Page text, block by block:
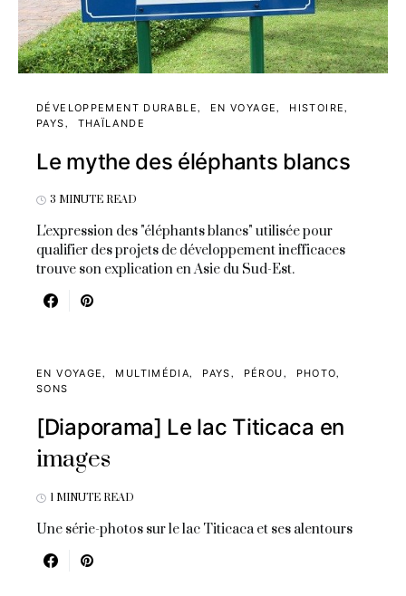
DÉVELOPPEMENT DURABLE EN VOYAGE
HISTOIRE
PAYS
THAÏLANDE
Le mythe des éléphants blancs
3 MINUTE READ
L'expression des "éléphants blancs" utilisée pour
qualifier des projets de développement inefficaces
trouve son explication en Asie du Sud-Est.
EN VOYAGE MULTIMÉDIA PAYS PÉROU
PHOTO
SONS
[Diaporama] Le lac Titicaca en
images
1 MINUTE READ
Une série-photos sur le lac Titicaca et ses alentours